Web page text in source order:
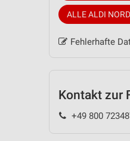
ALLE ALDI
Fehlerhafte
Kontakt zur
+49 800